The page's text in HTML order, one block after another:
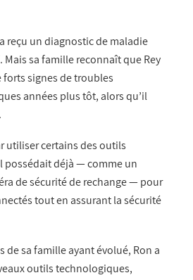
reçu un diagnostic de maladie
Mais sa famille reconnaît que Rey
signes de troubles
années plus tôt, alors qu’il
utiliser certains des outils
possédait déjà — comme un
de sécurité de rechange — pour
tout en assurant la sécurité
de sa famille ayant évolué, Ron a
outils technologiques,